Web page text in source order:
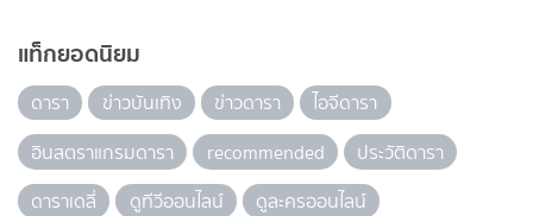
แท็กยอดนิยม
ดารา ข่าวบันเทิง ข่าวดารา
ไอจีดารา
อินสตราแกรมดารา
recommended
ประวัติดารา
ดาราเดลี่
ดูทีวีออนไลน์ ดูละครออนไลน์